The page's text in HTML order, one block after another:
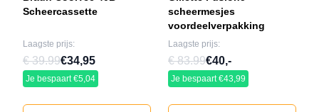
Scheercassette
Laagste prijs:
€ 39.99€34,95
Je bespaart €5,04
scheermesjes
voordeelverpakking
Laagste prijs:
€ 83.99€40,-
Je bespaart €43,99